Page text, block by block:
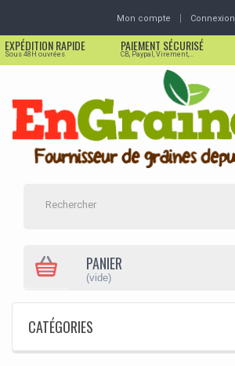
Mon compte Connexion
EXPÉDITION RAPIDE
Sous 48H ouvrées
PAIEMENT SÉCURISÉ
CB, Paypal, Virement,...
PANIER
(vide)
CATÉGORIES